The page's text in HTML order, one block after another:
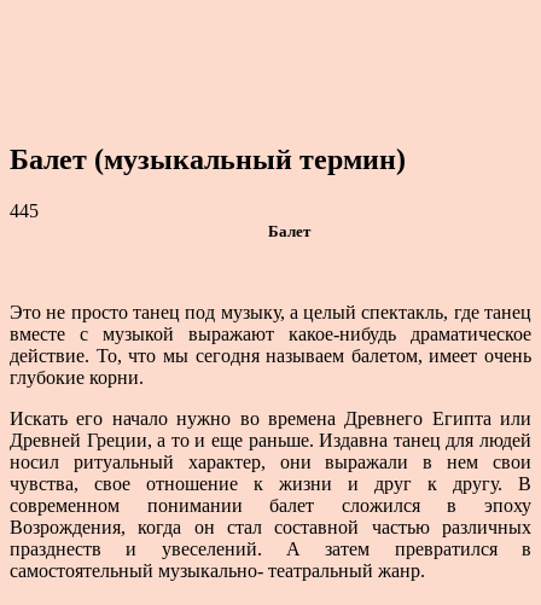
Балет (музыкальный термин)
445
Балет
Это не просто танец под музыку, а це­лый спектакль, где танец
вместе с музыкой выра­жают какое-нибудь драматическое
действие. То, что мы сегодня называем балетом, имеет очень
глубокие корни.
Искать его начало нужно во вре­мена Древнего Египта или
Древней Греции, а то и еще раньше. Издавна танец для людей
носил ри­туальный характер, они выражали в нем свои
чувства, свое отношение к жизни и друг к другу. В
современном понимании балет сложился в эпоху
Возрождения, когда он стал составной частью различных
празднеств и увеселений. А затем превратился в
самостоятельный музыкально- театральный жанр.